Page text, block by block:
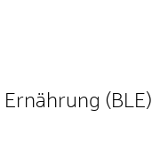
(BLE)